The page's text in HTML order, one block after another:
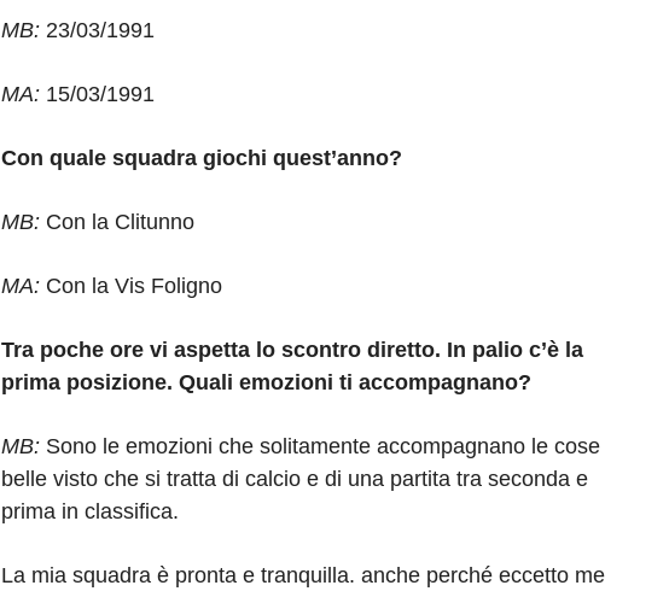
MB: 23/03/1991
MA: 15/03/1991
Con quale squadra giochi quest’anno?
MB: Con la Clitunno
MA: Con la Vis Foligno
Tra poche ore vi aspetta lo scontro diretto. In palio c’è la
prima posizione. Quali emozioni ti accompagnano?
MB: Sono le emozioni che solitamente accompagnano le cose
belle visto che si tratta di calcio e di una partita tra seconda e
prima in classifica.
La mia squadra è pronta e tranquilla. anche perché eccetto me